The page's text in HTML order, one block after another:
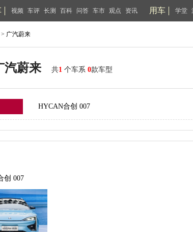
视频 车评 长测 百科 问答 车市 观点 资讯 用车 学堂
> 广汽蔚来
汽蔚来 共1 个车系 0款车型
HYCAN合创 007
创 007